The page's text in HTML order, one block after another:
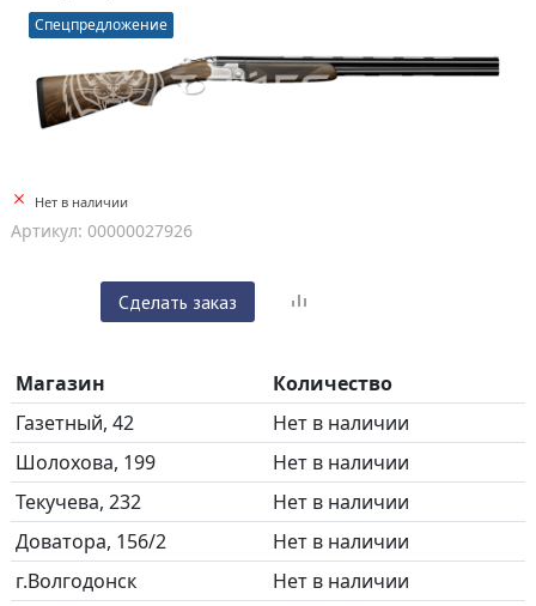
Спецпредложение
Нет в наличии
Артикул: 00000027926
Сделать заказ
Магазин
Количество
Газетный, 42
Нет в наличии
Шолохова, 199
Нет в наличии
Текучева, 232
Нет в наличии
Доватора, 156/2
Нет в наличии
г.Волгодонск
Нет в наличии